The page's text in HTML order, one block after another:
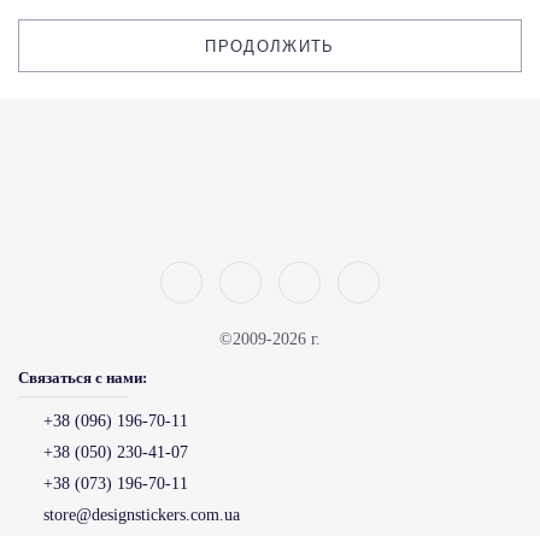
ПРОДОЛЖИТЬ
©2009-2026 г.
Связаться с нами:
+38 (096) 196-70-11
+38 (050) 230-41-07
+38 (073) 196-70-11
store@designstickers.com.ua